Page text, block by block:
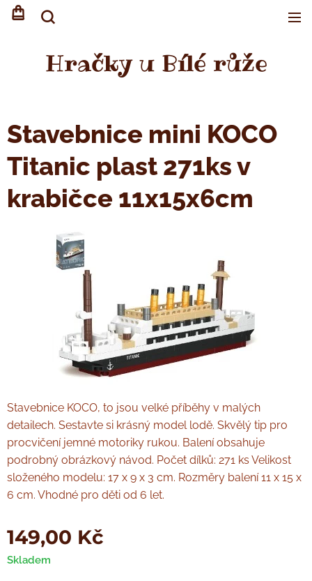
Hračky u Bílé růže
Stavebnice mini KOCO
Titanic plast 271ks v
krabičce 11x15x6cm
Stavebnice KOCO, to jsou velké příběhy v malých
detailech. Sestavte si krásný model lodě. Skvělý tip pro
procvičení jemné motoriky rukou. Balení obsahuje
podrobný obrázkový návod. Počet dílků: 271 ks Velikost
složeného modelu: 17 x 9 x 3 cm. Rozměry balení 11 x 15 x
6 cm. Vhodné pro děti od 6 let.
149,00 Kč
Skladem